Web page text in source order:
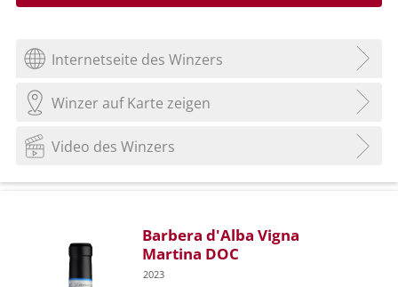
Internetseite des Winzers
Winzer auf Karte zeigen
Video des Winzers
Barbera d'Alba Vigna
Martina DOC
2023